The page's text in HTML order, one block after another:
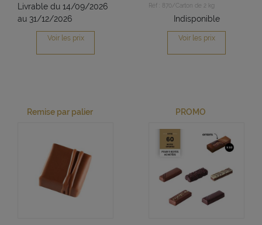
Livrable du 14/09/2026
au 31/12/2026
Voir les prix
Réf : 870/Carton de 2 kg
Indisponible
Voir les prix
Remise par palier PROMO